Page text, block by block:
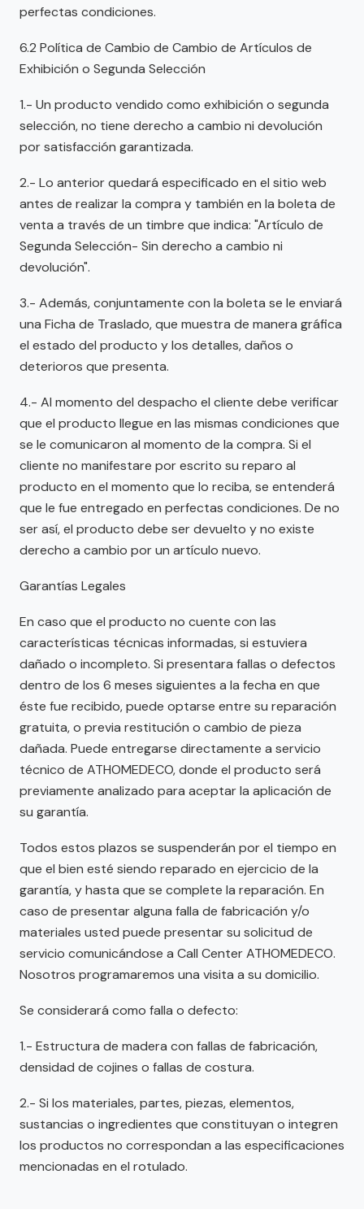
perfectas condiciones.
6.2 Política de Cambio de Cambio de Artículos de
Exhibición o Segunda Selección
1.- Un producto vendido como exhibición o segunda
selección, no tiene derecho a cambio ni devolución
por satisfacción garantizada.
2.- Lo anterior quedará especificado en el sitio web
antes de realizar la compra y también en la boleta de
venta a través de un timbre que indica: "Artículo de
Segunda Selección- Sin derecho a cambio ni
devolución".
3.- Además, conjuntamente con la boleta se le enviará
una Ficha de Traslado, que muestra de manera gráfica
el estado del producto y los detalles, daños o
deterioros que presenta.
4.- Al momento del despacho el cliente debe verificar
que el producto llegue en las mismas condiciones que
se le comunicaron al momento de la compra. Si el
cliente no manifestare por escrito su reparo al
producto en el momento que lo reciba, se entenderá
que le fue entregado en perfectas condiciones. De no
ser así, el producto debe ser devuelto y no existe
derecho a cambio por un artículo nuevo.
Garantías Legales
En caso que el producto no cuente con las
características técnicas informadas, si estuviera
dañado o incompleto. Si presentara fallas o defectos
dentro de los 6 meses siguientes a la fecha en que
éste fue recibido, puede optarse entre su reparación
gratuita, o previa restitución o cambio de pieza
dañada. Puede entregarse directamente a servicio
técnico de ATHOMEDECO, donde el producto será
previamente analizado para aceptar la aplicación de
su garantía.
Todos estos plazos se suspenderán por el tiempo en
que el bien esté siendo reparado en ejercicio de la
garantía, y hasta que se complete la reparación. En
caso de presentar alguna falla de fabricación y/o
materiales usted puede presentar su solicitud de
servicio comunicándose a Call Center ATHOMEDECO.
Nosotros programaremos una visita a su domicilio.
Se considerará como falla o defecto:
1.- Estructura de madera con fallas de fabricación,
densidad de cojines o fallas de costura.
2.- Si los materiales, partes, piezas, elementos,
sustancias o ingredientes que constituyan o integren
los productos no correspondan a las especificaciones
mencionadas en el rotulado.